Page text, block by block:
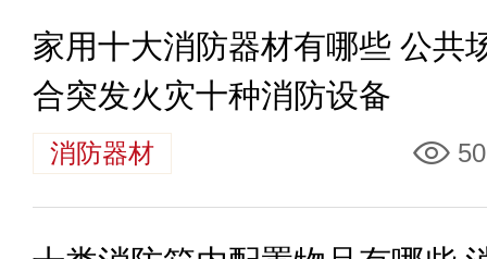
家用十大消防器材有哪些 公共
合突发火灾十种消防设备
消防器材